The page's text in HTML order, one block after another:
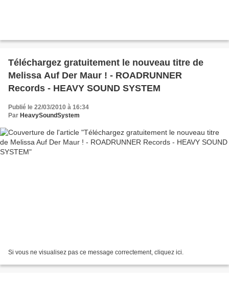
Téléchargez gratuitement le nouveau titre de
Melissa Auf Der Maur !‏ - ROADRUNNER
Records - HEAVY SOUND SYSTEM
Publié le 22/03/2010 à 16:34
Par HeavySoundSystem
Si vous ne visualisez pas ce message correctement, cliquez ici.